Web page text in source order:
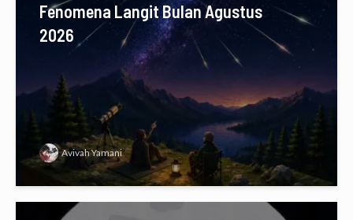
Fenomena Langit Bulan Agustus
2026
Avivah Yamani